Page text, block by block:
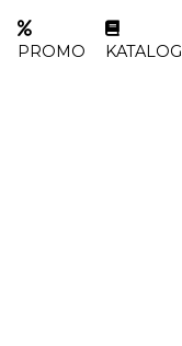
PROMO KATALOG